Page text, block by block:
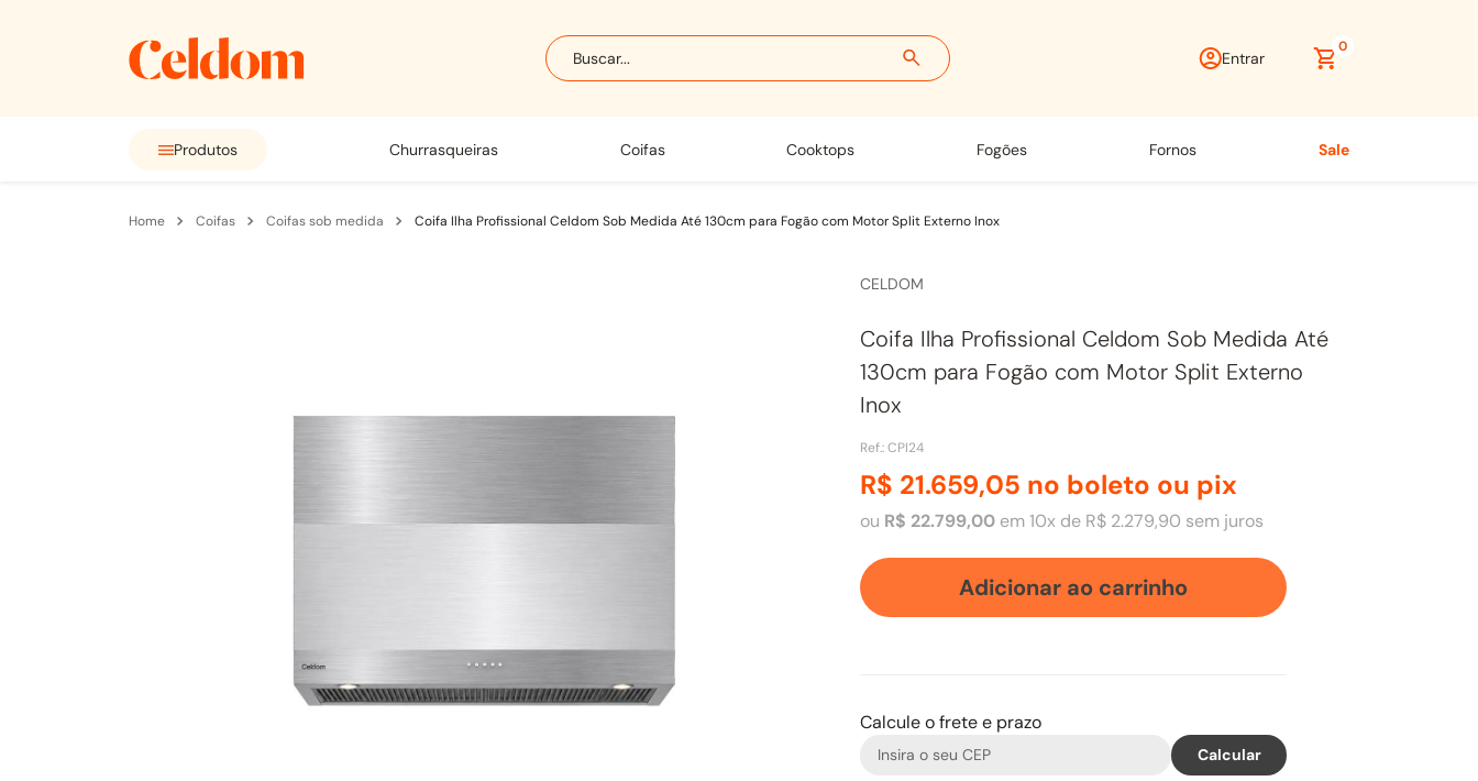
Buscar... Entrar
0
churrasqueiras coifas cooktops fogões fornos sale
Produtos
coifas coifas sob medida Coifa Ilha Profissional Celdom Sob Medida Até 130cm para Fogão com Motor Split Externo Inox
CELDOM
Coifa Ilha Profissional Celdom Sob Medida Até
130cm para Fogão com Motor Split Externo
Inox
Ref.:CPI24
R$ 21.659,05 no boleto ou pix
ou R$ 22.799,00 em10x de R$ 2.279,90 sem juros
Adicionar ao carrinho
Calcule o frete e prazo